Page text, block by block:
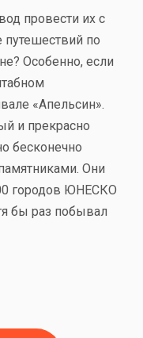
провести их с
по
Особенно, если
«Апельсин».
и прекрасно
бесконечно
Они
городов ЮНЕСКО
бы раз побывал